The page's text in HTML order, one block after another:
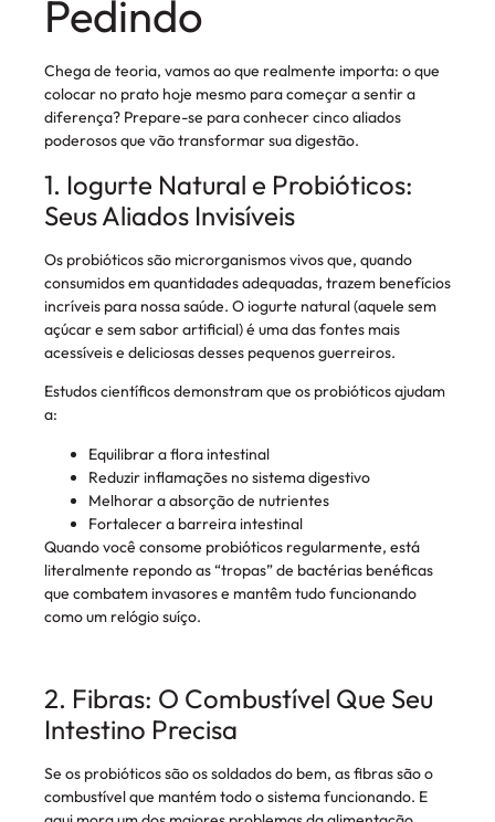
Pedindo
Chega de teoria, vamos ao que realmente importa: o que
colocar no prato hoje mesmo para começar a sentir a
diferença? Prepare-se para conhecer cinco aliados
poderosos que vão transformar sua digestão.
1. Iogurte Natural e Probióticos:
Seus Aliados Invisíveis
Os probióticos são microrganismos vivos que, quando
consumidos em quantidades adequadas, trazem benefícios
incríveis para nossa saúde. O iogurte natural (aquele sem
açúcar e sem sabor artificial) é uma das fontes mais
acessíveis e deliciosas desses pequenos guerreiros.
Estudos científicos demonstram que os probióticos ajudam
a:
Equilibrar a flora intestinal
Reduzir inflamações no sistema digestivo
Melhorar a absorção de nutrientes
Fortalecer a barreira intestinal
Quando você consome probióticos regularmente, está
literalmente repondo as “tropas” de bactérias benéficas
que combatem invasores e mantêm tudo funcionando
como um relógio suíço.
2. Fibras: O Combustível Que Seu
Intestino Precisa
Se os probióticos são os soldados do bem, as fibras são o
combustível que mantém todo o sistema funcionando. E